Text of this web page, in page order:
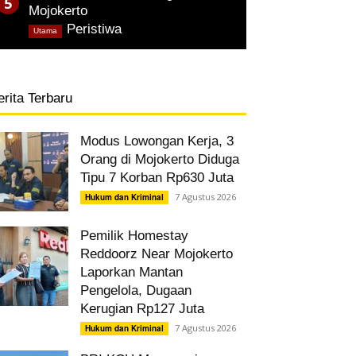
Mojokerto
Peristiwa,
Utama
Terbaru
Modus Lowongan Kerja, 3
Orang di Mojokerto Diduga
Tipu 7 Korban Rp630 Juta
Hukum dan Kriminal 7 Agustus 2026
Pemilik Homestay
Reddoorz Near Mojokerto
Laporkan Mantan
Pengelola, Dugaan
Kerugian Rp127 Juta
Hukum dan Kriminal 7 Agustus 2026